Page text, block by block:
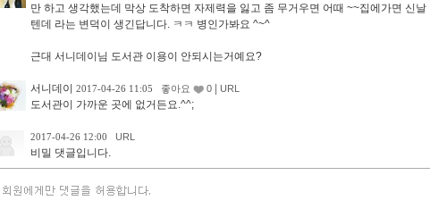
만 하고 생각했는데 막상 도착하면 자제력을 잃고 좀 무거우면 어때 ~~집에가면 신날
텐데 라는 변덕이 생긴답니다. ㅋㅋ 병인가봐요 ^~^
근대 서니데이님 도서관 이용이 안되시는거예요?
서니데이 2017-04-26 11:05 좋아요 0 URL
도서관이 가까운 곳에 없거든요.^^;
2017-04-26 12:00 URL
비밀 댓글입니다.